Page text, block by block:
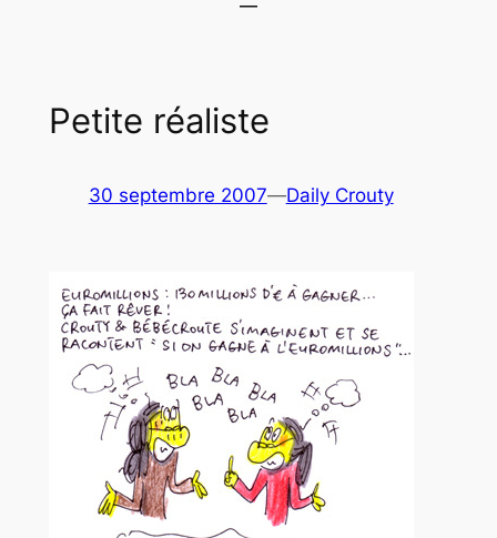
Petite réaliste
30 septembre 2007—Daily Crouty